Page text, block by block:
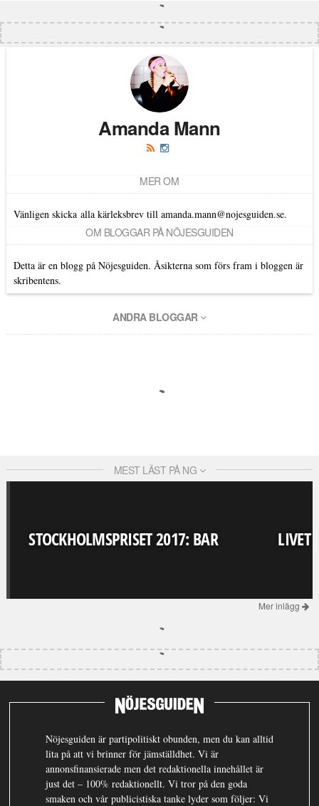
Amanda Mann
MER OM
Vänligen skicka alla kärleksbrev till amanda.mann@nojesguiden.se.
OM BLOGGAR PÅ NÖJESGUIDEN
Detta är en blogg på Nöjesguiden. Åsikterna som förs fram i bloggen är
skribentens.
ANDRA BLOGGAR
MEST LÄST PÅ NG
STOCKHOLMSPRISET 2017: BAR LIVET
Mer inlägg
Nöjesguiden är partipolitiskt obunden, men du kan alltid
lita på att vi brinner för jämställdhet. Vi är
annonsfinansierade men det redaktionella innehållet är
just det – 100% redaktionellt. Vi tror på den goda
smaken och vår publicistiska tanke lyder som följer: Vi